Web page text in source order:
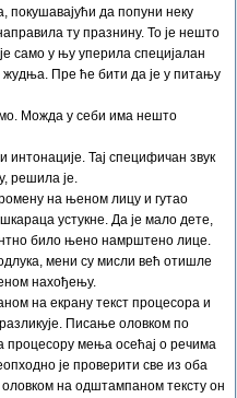
покушавајући да попуни неку
ту празнину. То је нешто
само у њу уперила специјалан
жудња. Пре ће бити да је у питању
Можда у себи има нешто
интонације. Тај специфичан звук
решила је.
на њеном лицу и гутао
устукне. Да је мало дете,
било њено намрштено лице.
мени су мисли већ отишле
нахођењу.
на екрану текст процесора и
Писање оловком по
процесору мења осећај о речима
је проверити све из оба
оловком на одштампаном тексту он